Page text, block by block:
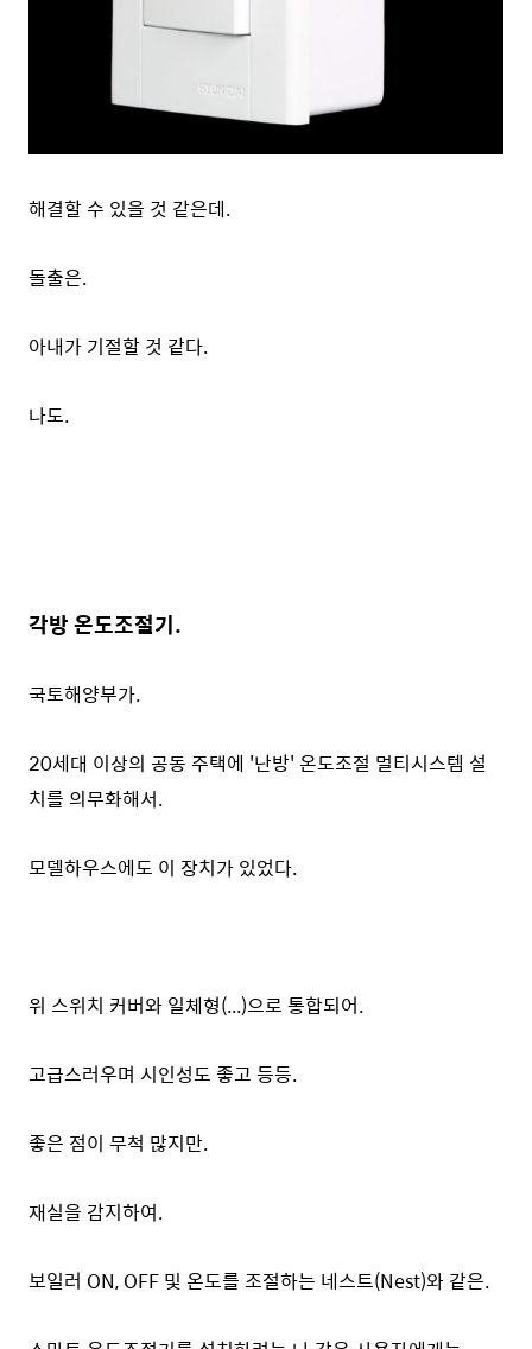
해결할 수 있을 것 같은데.
돌출은.
아내가 기절할 것 같다.
나도.
각방 온도조절기.
국토해양부가.
20세대 이상의 공동 주택에 '난방' 온도조절 멀티시스템 설
치를 의무화해서.
모델하우스에도 이 장치가 있었다.
위 스위치 커버와 일체형(...)으로 통합되어.
고급스러우며 시인성도 좋고 등등.
좋은 점이 무척 많지만.
재실을 감지하여.
보일러 ON, OFF 및 온도를 조절하는 네스트(Nest)와 같은.